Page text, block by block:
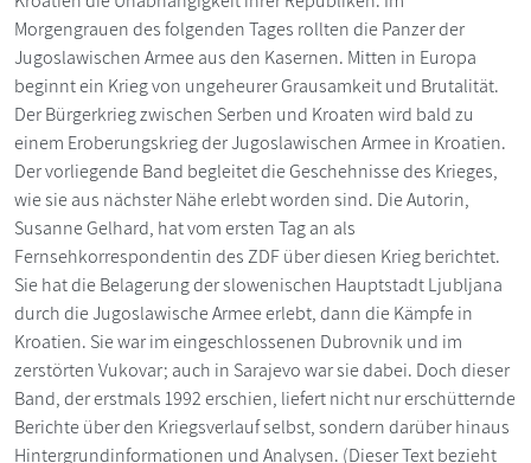
Morgengrauen des folgenden Tages rollten die Panzer der
Jugoslawischen Armee aus den Kasernen. Mitten in Europa
beginnt ein Krieg von ungeheurer Grausamkeit und Brutalität.
Der Bürgerkrieg zwischen Serben und Kroaten wird bald zu
einem Eroberungskrieg der Jugoslawischen Armee in Kroatien.
Der vorliegende Band begleitet die Geschehnisse des Krieges,
wie sie aus nächster Nähe erlebt worden sind. Die Autorin,
Susanne Gelhard, hat vom ersten Tag an als
Fernsehkorrespondentin des ZDF über diesen Krieg berichtet.
Sie hat die Belagerung der slowenischen Hauptstadt Ljubljana
durch die Jugoslawische Armee erlebt, dann die Kämpfe in
Kroatien. Sie war im eingeschlossenen Dubrovnik und im
zerstörten Vukovar; auch in Sarajevo war sie dabei. Doch dieser
Band, der erstmals 1992 erschien, liefert nicht nur erschütternde
Berichte über den Kriegsverlauf selbst, sondern darüber hinaus
Hintergrundinformationen und Analysen. (Dieser Text bezieht